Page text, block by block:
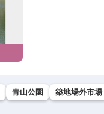
青山公園 築地場外市場